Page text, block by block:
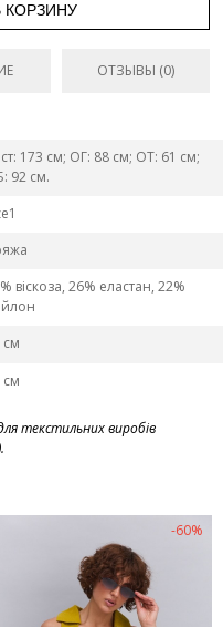
КОРЗИНУ
ОТЗЫВЫ (0)
173 см; ОГ: 88 см; ОТ: 61 см;
92 см.
віскоза, 26% еластан, 22%
см
см
текстильних виробів
-60%